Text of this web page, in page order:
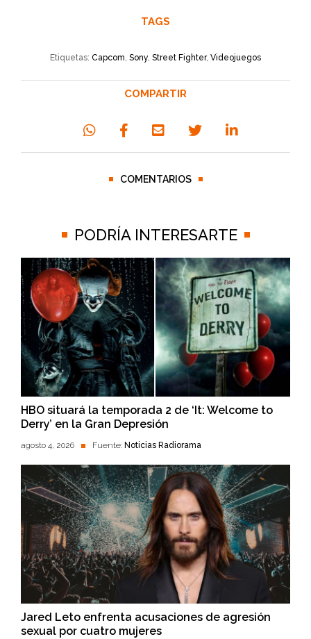
TAGS
Etiquetas: Capcom Sony Street Fighter, Videojuegos
COMPARTIR
COMENTARIOS
PODRÍA INTERESARTE
HBO situará la temporada 2 de ‘It: Welcome to
Derry’ en la Gran Depresión
agosto 4, 2026 Fuente: Noticias Radiorama
Jared Leto enfrenta acusaciones de agresión
sexual por cuatro mujeres